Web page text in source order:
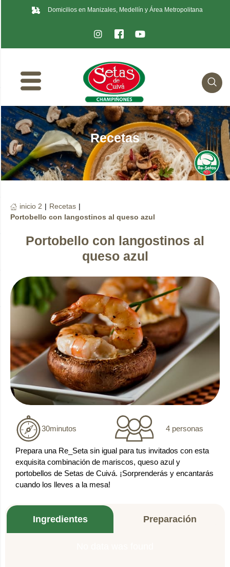
Domicilios en Manizales, Medellín y Área Metropolitana
Recetas
inicio 2 | Recetas |
Portobello con langostinos al queso azul
Portobello con langostinos al
queso azul
30minutos 4 personas
Prepara una Re_Seta sin igual para tus invitados con esta
exquisita combinación de mariscos, queso azul y
portobellos de Setas de Cuivá. ¡Sorprenderás y encantarás
cuando los lleves a la mesa!
Ingredientes Preparación